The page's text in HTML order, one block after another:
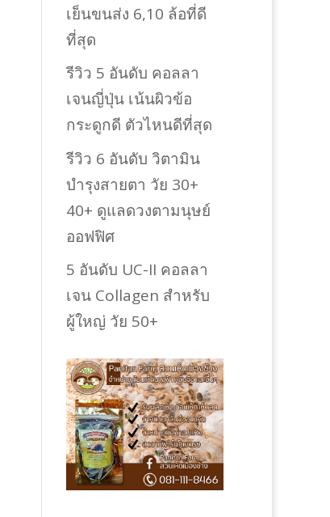
เย็นขนส่ง 6,10 ล้อที่ดี
ที่สุด
รีวิว 5 อันดับ คอลลา
เจนญี่ปุ่น เน้นผิวข้อ
กระดูกดี ตัวไหนดีที่สุด
รีวิว 6 อันดับ วิตามิน
บำรุงสายตา วัย 30+
40+ ดูแลดวงตามนุษย์
ออฟฟิศ
5 อันดับ UC-II คอลลา
เจน Collagen สำหรับ
ผู้ใหญ่ วัย 50+